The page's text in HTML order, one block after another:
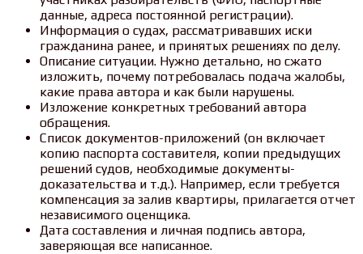
данные, адреса постоянной регистрации).
Информация о судах, рассматривавших иски
гражданина ранее, и принятых решениях по делу.
Описание ситуации. Нужно детально, но сжато
изложить, почему потребовалась подача жалобы,
какие права автора и как были нарушены.
Изложение конкретных требований автора
обращения.
Список документов-приложений (он включает
копию паспорта составителя, копии предыдущих
решений судов, необходимые документы-
доказательства и т.д.). Например, если требуется
компенсация за залив квартиры, прилагается отчет
независимого оценщика.
Дата составления и личная подпись автора,
заверяющая все написанное.